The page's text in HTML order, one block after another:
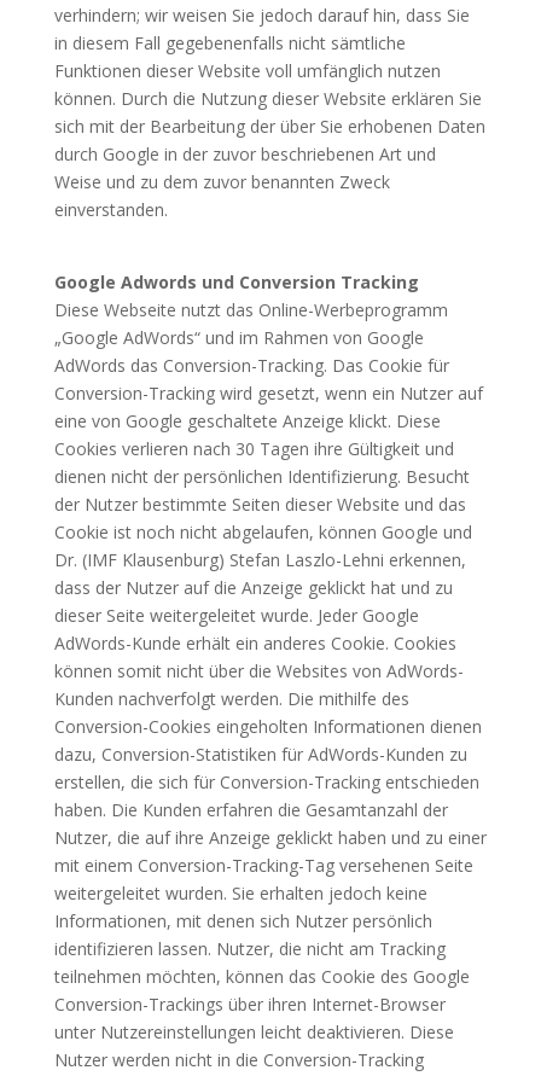
verhindern; wir weisen Sie jedoch darauf hin, dass Sie
in diesem Fall gegebenenfalls nicht sämtliche
Funktionen dieser Website voll umfänglich nutzen
können. Durch die Nutzung dieser Website erklären Sie
sich mit der Bearbeitung der über Sie erhobenen Daten
durch Google in der zuvor beschriebenen Art und
Weise und zu dem zuvor benannten Zweck
einverstanden.
Google Adwords und Conversion Tracking
Diese Webseite nutzt das Online-Werbeprogramm
„Google AdWords“ und im Rahmen von Google
AdWords das Conversion-Tracking. Das Cookie für
Conversion-Tracking wird gesetzt, wenn ein Nutzer auf
eine von Google geschaltete Anzeige klickt. Diese
Cookies verlieren nach 30 Tagen ihre Gültigkeit und
dienen nicht der persönlichen Identifizierung. Besucht
der Nutzer bestimmte Seiten dieser Website und das
Cookie ist noch nicht abgelaufen, können Google und
Dr. (IMF Klausenburg) Stefan Laszlo-Lehni erkennen,
dass der Nutzer auf die Anzeige geklickt hat und zu
dieser Seite weitergeleitet wurde. Jeder Google
AdWords-Kunde erhält ein anderes Cookie. Cookies
können somit nicht über die Websites von AdWords-
Kunden nachverfolgt werden. Die mithilfe des
Conversion-Cookies eingeholten Informationen dienen
dazu, Conversion-Statistiken für AdWords-Kunden zu
erstellen, die sich für Conversion-Tracking entschieden
haben. Die Kunden erfahren die Gesamtanzahl der
Nutzer, die auf ihre Anzeige geklickt haben und zu einer
mit einem Conversion-Tracking-Tag versehenen Seite
weitergeleitet wurden. Sie erhalten jedoch keine
Informationen, mit denen sich Nutzer persönlich
identifizieren lassen. Nutzer, die nicht am Tracking
teilnehmen möchten, können das Cookie des Google
Conversion-Trackings über ihren Internet-Browser
unter Nutzereinstellungen leicht deaktivieren. Diese
Nutzer werden nicht in die Conversion-Tracking